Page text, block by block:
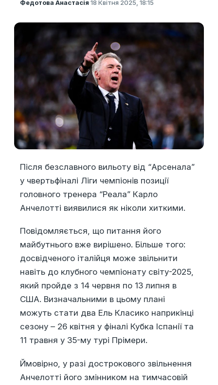
Федотова Анастасія·18 Квітня 2025, 18:15
Після безславного вильоту від “Арсенала”
у чвертьфіналі Ліги чемпіонів позиції
головного тренера “Реала” Карло
Анчелотті виявилися як ніколи хиткими.
Повідомляється, що питання його
майбутнього вже вирішено. Більше того:
досвідченого італійця може звільнити
навіть до клубного чемпіонату світу-2025,
який пройде з 14 червня по 13 липня в
США. Визначальними в цьому плані
можуть стати два Ель Класико наприкінці
сезону – 26 квітня у фіналі Кубка Іспанії та
11 травня у 35-му турі Прімери.
Ймовірно, у разі дострокового звільнення
Анчелотті його змінником на тимчасовій